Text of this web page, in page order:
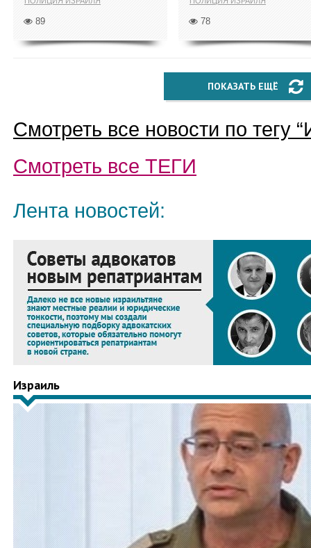
89 78
ПОКАЗАТЬ ЕЩЁ
Смотреть все новости по тегу “
Смотреть все ТЕГИ
Лента новостей:
Израиль